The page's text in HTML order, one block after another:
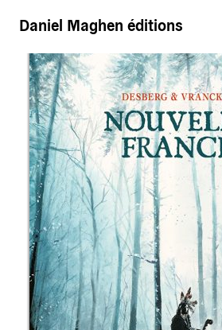
Daniel Maghen éditions